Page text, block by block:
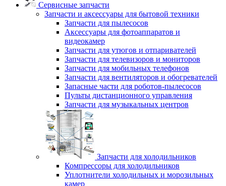
Сервисные запчасти
Запчасти и аксессуары для бытовой техники
Запчасти для пылесосов
Аксессуары для фотоаппаратов и
видеокамер
Запчасти для утюгов и отпаривателей
Запчасти для телевизоров и мониторов
Запчасти для мобильных телефонов
Запчасти для вентиляторов и обогревателей
Запасные части для роботов-пылесосов
Пульты дистанционного управления
Запчасти для музыкальных центров
Запчасти для холодильников
Компрессоры для холодильников
Уплотнители холодильных и морозильных
камер